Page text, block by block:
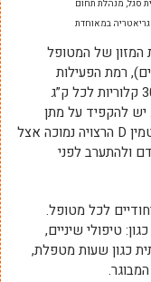
סגל, מנהלת תחום
גריאטריה במאוחדת
המזון של המטופל
רמת הפעילות
ומחלות הרקע. מקובל להמליץ על צריכה של 30 קלוריות לכל ק”ג
יש להקפיד על מתן
מספק של ויטמינים ומינרלים, נמצא שרמת ויטמין D הרצויה נמוכה אצל
ולהתערב לפני
לכל מטופל.
טיפולי שיניים,
כגון שעות מטפלת,